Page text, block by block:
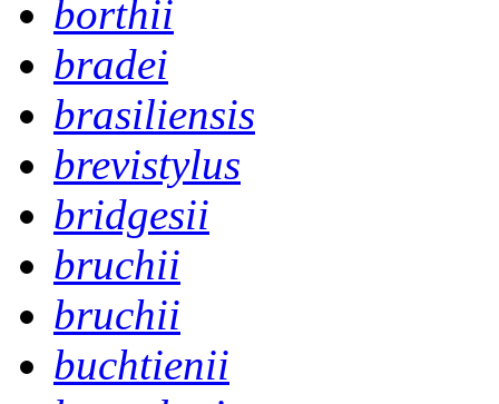
borthii
bradei
brasiliensis
brevistylus
bridgesii
bruchii
bruchii
buchtienii